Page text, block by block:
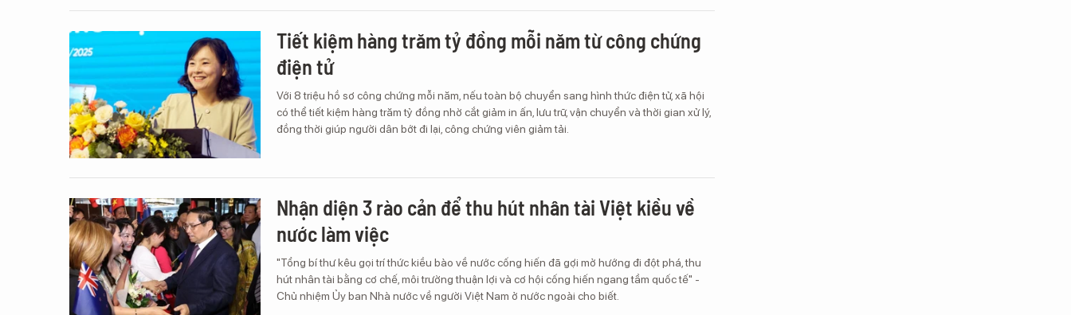
Tiết kiệm hàng trăm tỷ đồng mỗi năm từ công chứng
điện tử
Với 8 triệu hồ sơ công chứng mỗi năm, nếu toàn bộ chuyển sang hình thức điện tử, xã hội
có thể tiết kiệm hàng trăm tỷ đồng nhờ cắt giảm in ấn, lưu trữ, vận chuyển và thời gian xử lý,
đồng thời giúp người dân bớt đi lại, công chứng viên giảm tải.
Nhận diện 3 rào cản để thu hút nhân tài Việt kiều về
nước làm việc
"Tổng bí thư kêu gọi trí thức kiều bào về nước cống hiến đã gợi mở hướng đi đột phá, thu
hút nhân tài bằng cơ chế, môi trường thuận lợi và cơ hội cống hiến ngang tầm quốc tế" -
Chủ nhiệm Ủy ban Nhà nước về người Việt Nam ở nước ngoài cho biết.